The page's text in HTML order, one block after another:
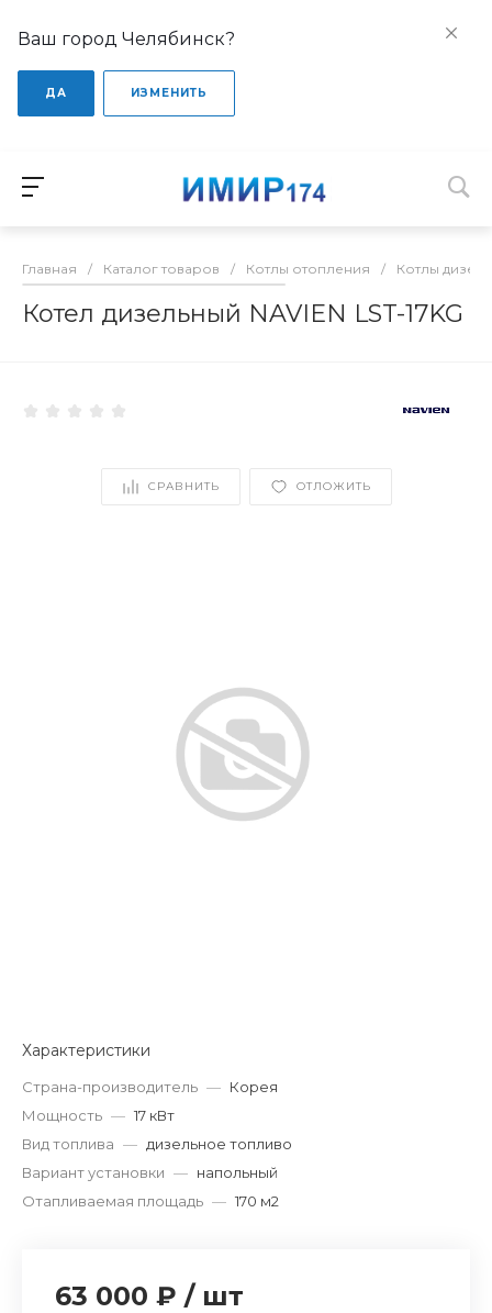
Ваш город Челябинск?
ДА ИЗМЕНИТЬ
Главная / Каталог товаров / Котлы отопления / Котлы
Котел дизельный NAVIEN LST-17KG
СРАВНИТЬ ОТЛОЖИТЬ
Характеристики
Страна-производитель — Корея
Мощность — 17 кВт
Вид топлива — дизельное топливо
Вариант установки — напольный
Отапливаемая площадь — 170 м2
63 000 ₽ / шт